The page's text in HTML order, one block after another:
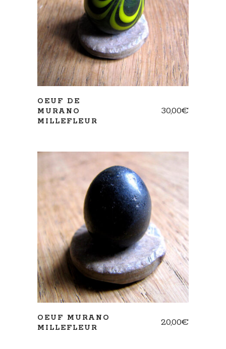
AJOUTER AU PANIER
OEUF DE
MURANO
MILLEFLEUR
30,00€
AJOUTER AU PANIER
OEUF MURANO
MILLEFLEUR
20,00€